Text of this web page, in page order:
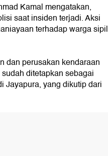
Kamal mengatakan,
saat insiden terjadi. Aksi
terhadap warga sipil
dan perusakan kendaraan
ditetapkan sebagai
Jayapura, yang dikutip dari